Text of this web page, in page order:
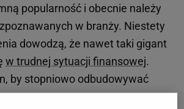
popularność i obecnie należy
w branży. Niestety
dowodzą, że nawet taki gigant
w trudnej sytuacji finansowej.
by stopniowo odbudowywać